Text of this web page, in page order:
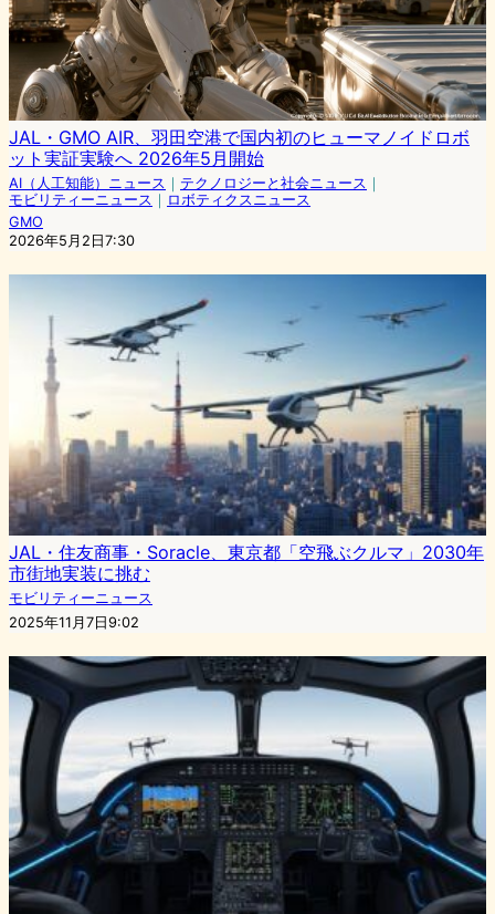
JAL・GMO AIR、羽田空港で国内初のヒューマノイドロボ
ット実証実験へ 2026年5月開始
AI（人工知能）ニュース ｜ テクノロジーと社会ニュース ｜
モビリティーニュース ｜ ロボティクスニュース
GMO
2026年5月2日7:30
JAL・住友商事・Soracle、東京都「空飛ぶクルマ」2030年
市街地実装に挑む
モビリティーニュース
2025年11月7日9:02